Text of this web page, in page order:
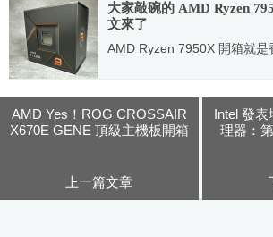
大家敲碗的 AMD Ryzen
文來了
AMD Ryzen 7950X 開箱就是
AMD Yes！ROG CROSSAIR
X670E GENE 頂級主機板開箱
上一篇文章
Intel 發
理器：